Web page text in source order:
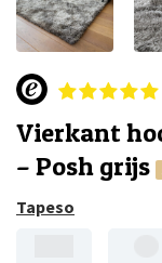
Vierkant
– Posh grijs
Tapeso